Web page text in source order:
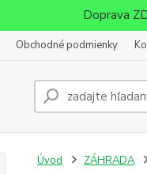
Doprava
Obchodné podmienky
Úvod ZÁHRADA